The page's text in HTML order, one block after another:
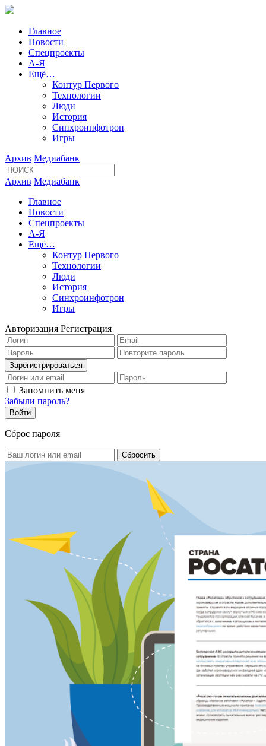
Главное
Новости
Спецпроекты
А-Я
Ещё…
Контур Первого
Технологии
Люди
История
Синхроинфотрон
Игры
Архив Медиабанк
Архив Медиабанк
Главное
Новости
Спецпроекты
А-Я
Ещё…
Контур Первого
Технологии
Люди
История
Синхроинфотрон
Игры
Авторизация Регистрация
Запомнить меня
Забыли пароль?
Сброс пароля